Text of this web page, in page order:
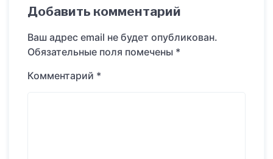
Добавить комментарий
Ваш адрес email не будет опубликован.
Обязательные поля помечены *
Комментарий *